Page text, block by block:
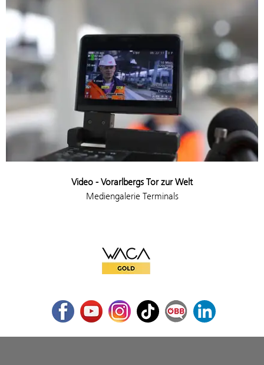
Video - Vorarlbergs Tor zur Welt
Mediengalerie Terminals
WACA Gold
FacebookYoutubeInstagram
TikTok ÖBB Corporate Blog
LinkedIn